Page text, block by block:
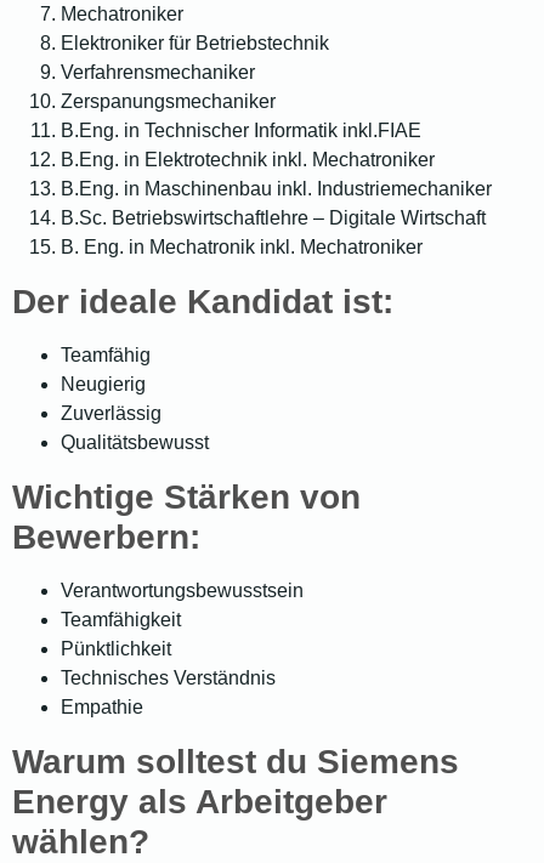
Mechatroniker
Elektroniker für Betriebstechnik
Verfahrensmechaniker
Zerspanungsmechaniker
B.Eng. in Technischer Informatik inkl.FIAE
B.Eng. in Elektrotechnik inkl. Mechatroniker
B.Eng. in Maschinenbau inkl. Industriemechaniker
B.Sc. Betriebswirtschaftlehre – Digitale Wirtschaft
B. Eng. in Mechatronik inkl. Mechatroniker
Der ideale Kandidat ist:
Teamfähig
Neugierig
Zuverlässig
Qualitätsbewusst
Wichtige Stärken von
Bewerbern:
Verantwortungsbewusstsein
Teamfähigkeit
Pünktlichkeit
Technisches Verständnis
Empathie
Warum solltest du Siemens
Energy als Arbeitgeber
wählen?